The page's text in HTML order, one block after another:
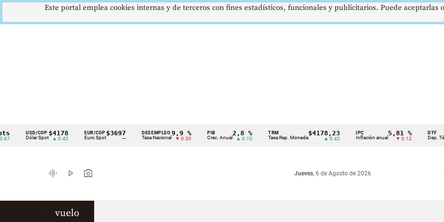
Cintillo
indicadores
económicos
USD/COP
Dólar Spot
$4178
▲ 0.42
EUR/COP
Euro Spot
$3697 DESEMPLEO
Tasa Nacional
9,9 %
▼ 0.30 Crec. Anual
2,8 %
▲ 0.10 Tasa Rep. Moneda
$4178,23
▲ 0.42 Inflación anual
5,81 %
▼ 0.12 Dep.
graphic_eq play_arrow photo_camera Jueves, 6 de Agosto de 2026
vuelo
Este portal emplea cookies internas y de terceros con fines estadísticos, funcionales y publicitarios. Puede aceptarlas